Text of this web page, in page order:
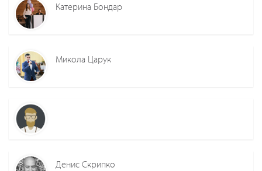
Катерина Бондар
Микола Царук
Денис Скрипко